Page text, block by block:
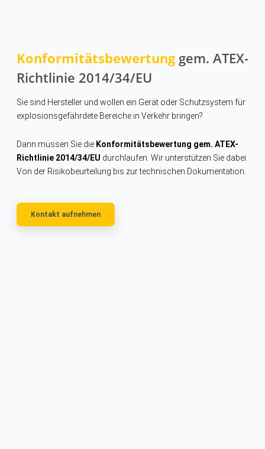
Konformitätsbewertunggem. ATEX-
Richtlinie 2014/34/EU
Sie sind Hersteller und wollen ein Gerät oder Schutzsystem für
explosionsgefährdete Bereiche in Verkehr bringen?
Dann müssen Sie die Konformitätsbewertung gem. ATEX-
Richtlinie 2014/34/EU durchlaufen. Wir unterstützen Sie dabei.
Von der Risikobeurteilung bis zur technischen Dokumentation.
Kontakt aufnehmen